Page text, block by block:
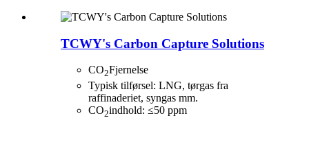
TCWY's Carbon Capture Solutions
CO2Fjernelse
Typisk tilførsel: LNG, tørgas fra
raffinaderiet, syngas mm.
CO2indhold: ≤50 ppm